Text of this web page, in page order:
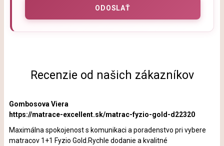
Recenzie od našich zákazníkov
Gombosova Viera
https://matrace-excellent.sk/matrac-fyzio-gold-d22320
Maximálna spokojenost s komunikaci a poradenstvo pri vybere
matracov 1+1 Fyzio Gold.Rychle dodanie a kvalitné